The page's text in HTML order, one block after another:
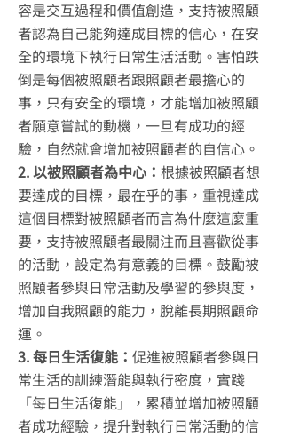
容是交互過程和價值創造，支持被照顧
者認為自己能夠達成目標的信心，在安
全的環境下執行日常生活活動。害怕跌
倒是每個被照顧者跟照顧者最擔心的
事，只有安全的環境，才能增加被照顧
者願意嘗試的動機，一旦有成功的經
驗，自然就會增加被照顧者的自信心。
2. 以被照顧者為中心： 根據被照顧者想
要達成的目標，最在乎的事，重視達成
這個目標對被照顧者而言為什麼這麼重
要，支持被照顧者最關注而且喜歡從事
的活動，設定為有意義的目標。鼓勵被
照顧者參與日常活動及學習的參與度，
增加自我照顧的能力，脫離長期照顧命
運。
3. 每日生活復能： 促進被照顧者參與日
常生活的訓練潛能與執行密度，實踐
「每日生活復能」，累積並增加被照顧
者成功經驗，提升對執行日常活動的信